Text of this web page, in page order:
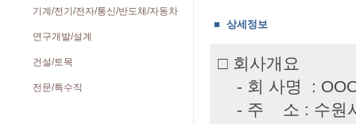
기계/전기/전자/통신/반도체/자동차
연구개발/설계
건설/토목
전문/특수직
■ 상세정보
□ 회사개요
- 회 사명 :
- 주 소 : 수원